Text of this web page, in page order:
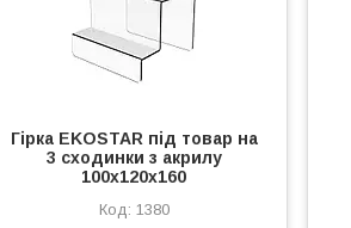
Гірка EKOSTAR під товар на
3 сходинки з акрилу
100х120х160
1380